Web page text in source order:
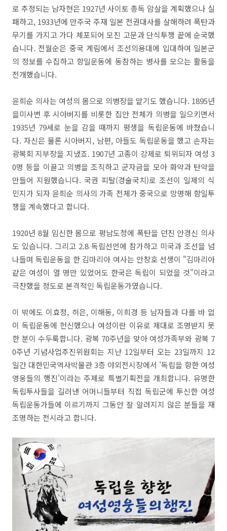
로 추정되는 남자현은 1927년 사이토 총독 암살을 계획했으나 실
패하고, 1933년에 만주국 주재 일본 전권대사를 살해하려 폭탄과
무기를 가지고 가다 체포되어 모진 고문과 단식투쟁 끝에 순국했
습니다. 전월순은 중국 계림에서 조선의용대에 입대하여 일본군
의 정보를 수집하고 항일운동에 동참하는 병사를 모으는 활동을
전개했습니다.
윤희순 의사는 여성의 몸으로 의병장을 맡기도 했습니다. 1895년
을미사변 후 시아버지를 비롯한 집안 전체가 의병을 일으키면서
1935년 79세로 눈을 감을 때까지 평생을 독립운동에 바쳤습니
다. 자신은 물론 시아버지, 남편, 아들도 독립운동을 했고 손자는
광복회 지부장을 지냈죠. 1907년 고종이 강제로 퇴위되자 여성 3
0명 등을 이끌고 의병을 조직하고 군자금을 모아 화약과 탄약을
만들어 지원했습니다. 국권 피탈(경술국치)로 조선이 일제의 식
민지가 되자 윤희순 의사의 가족 전체가 중국으로 망명해 항일투
쟁을 계속했다고 합니다.
1920년 8월 임신한 몸으로 평남도청에 폭탄을 던진 안경신 의사
도 있습니다. 그리고 2.8 독립선언에 참가하고 미국과 조선을 넘
나들며 독립운동을 한 김마리아 여사는 안창호 선생이 "김마리아
같은 여성이 열 명만 있었어도 한국은 독립이 되었을 것"이라고
극찬했을 정도로 본격적인 독립운동가였습니다.
이 밖에도 이효정, 허은, 이해동, 이희경 등 남자들과 다를 바 없
이 독립운동에 헌신했으나 여성이란 이유로 제대로 조명받지 못
한 분이 수두룩합니다. 광복 70주년을 맞아 여성가족부와 광복 7
0주년 기념사업추진위원회는 지난 12일부터 오는 23일까지 12
일간 대한민국역사박물관 3층 야외전시장에서 '독립을 향한 여성
영웅들의 행진'이라는 주제로 특별기획전을 개최합니다. 유명한
독립투사들을 길러낸 어머니들부터 직접 독립군에 투신한 여성
독립운동가들에 이르기까지 그동안 잘 알려지지 않은 분들을 재
조명하는 전시라고 합니다.